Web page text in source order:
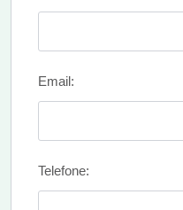
Email:
Telefone: